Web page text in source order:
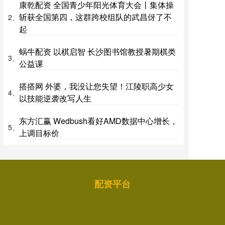
2、
康乾配资 全国青少年阳光体育大会丨集体操
斩获全国第四，这群跨校组队的武昌伢了不
起
3、
蜗牛配资 以棋启智 长沙图书馆教授暑期棋类
公益课
4、
搭搭网 外婆，我没让您失望！江陵职高少女
以技能逆袭改写人生
5、
东方汇赢 Wedbush看好AMD数据中心增长，
上调目标价
配资平台